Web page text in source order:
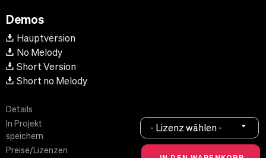
Demos
Hauptversion
No Melody
Short Version
Short no Melody
Details
In Projekt
speichern
Preise/Lizenzen
- Lizenz wählen -